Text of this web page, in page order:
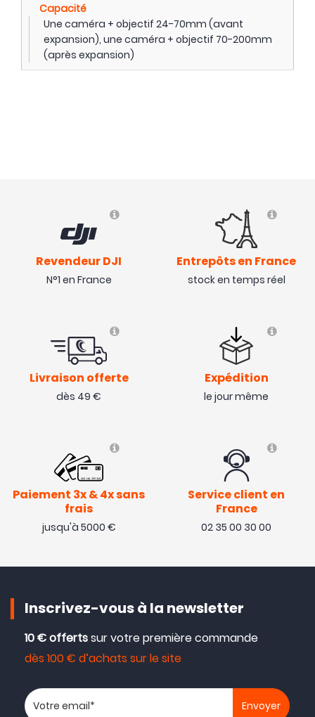
Capacité
Une caméra + objectif 24-70mm (avant
expansion), une caméra + objectif 70-200mm
(après expansion)
Revendeur DJI
N°1 en France
Entrepôts en France
stock en temps réel
Livraison offerte
dès 49 €
Expédition
le jour même
Paiement 3x & 4x sans
frais
jusqu'à 5000 €
Service client en
France
02 35 00 30 00
Inscrivez-vous à la newsletter
10 € offertssur votre première commande
dès 100 € d’achats sur le site
Votre adresse email